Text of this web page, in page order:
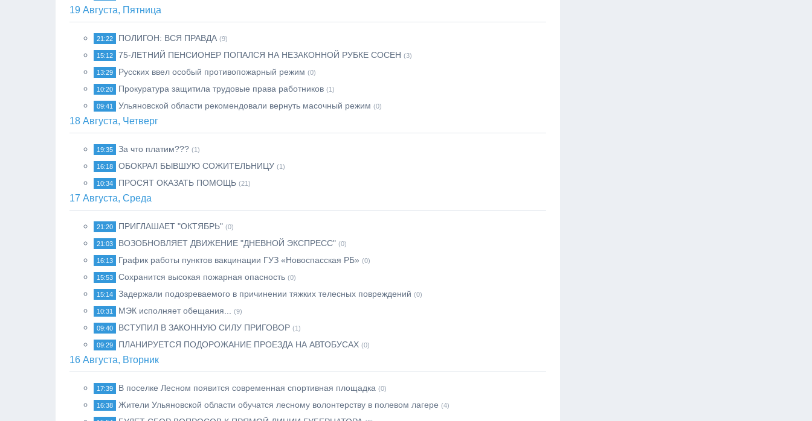
19 Августа, Пятница
21:22 ПОЛИГОН: ВСЯ ПРАВДА (9)
15:12 75-ЛЕТНИЙ ПЕНСИОНЕР ПОПАЛСЯ НА НЕЗАКОННОЙ РУБКЕ СОСЕН (3)
13:29 Русских ввел особый противопожарный режим (0)
10:20 Прокуратура защитила трудовые права работников (1)
09:41 Ульяновской области рекомендовали вернуть масочный режим (0)
18 Августа, Четверг
19:35 За что платим??? (1)
16:18 ОБОКРАЛ БЫВШУЮ СОЖИТЕЛЬНИЦУ (1)
10:34 ПРОСЯТ ОКАЗАТЬ ПОМОЩЬ (21)
17 Августа, Среда
21:20 ПРИГЛАШАЕТ "ОКТЯБРЬ" (0)
21:03 ВОЗОБНОВЛЯЕТ ДВИЖЕНИЕ "ДНЕВНОЙ ЭКСПРЕСС" (0)
16:13 График работы пунктов вакцинации ГУЗ «Новоспасская РБ» (0)
15:53 Сохранится высокая пожарная опасность (0)
15:14 Задержали подозреваемого в причинении тяжких телесных повреждений (0)
10:31 МЭК исполняет обещания... (9)
09:40 ВСТУПИЛ В ЗАКОННУЮ СИЛУ ПРИГОВОР (1)
09:29 ПЛАНИРУЕТСЯ ПОДОРОЖАНИЕ ПРОЕЗДА НА АВТОБУСАХ (0)
16 Августа, Вторник
17:39 В поселке Лесном появится современная спортивная площадка (0)
16:38 Жители Ульяновской области обучатся лесному волонтерству в полевом лагере (4)